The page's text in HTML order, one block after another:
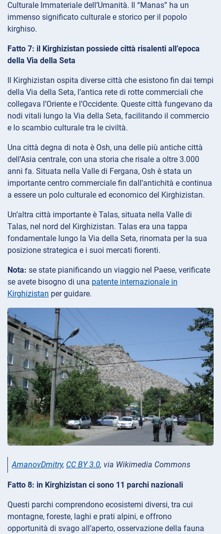
Culturale Immateriale dell’Umanità. Il “Manas” ha un
immenso significato culturale e storico per il popolo
kirghiso.
Fatto 7: il Kirghizistan possiede città risalenti all’epoca
della Via della Seta
Il Kirghizistan ospita diverse città che esistono fin dai tempi
della Via della Seta, l’antica rete di rotte commerciali che
collegava l’Oriente e l’Occidente. Queste città fungevano da
nodi vitali lungo la Via della Seta, facilitando il commercio
e lo scambio culturale tra le civiltà.
Una città degna di nota è Osh, una delle più antiche città
dell’Asia centrale, con una storia che risale a oltre 3.000
anni fa. Situata nella Valle di Fergana, Osh è stata un
importante centro commerciale fin dall’antichità e continua
a essere un polo culturale ed economico del Kirghizistan.
Un’altra città importante è Talas, situata nella Valle di
Talas, nel nord del Kirghizistan. Talas era una tappa
fondamentale lungo la Via della Seta, rinomata per la sua
posizione strategica e i suoi mercati fiorenti.
Nota: se state pianificando un viaggio nel Paese, verificate
se avete bisogno di una patente internazionale in
Kirghizistan per guidare.
AmanovDmitry, CC BY 3.0, via Wikimedia Commons
Fatto 8: in Kirghizistan ci sono 11 parchi nazionali
Questi parchi comprendono ecosistemi diversi, tra cui
montagne, foreste, laghi e prati alpini, e offrono
opportunità di svago all’aperto, osservazione della fauna